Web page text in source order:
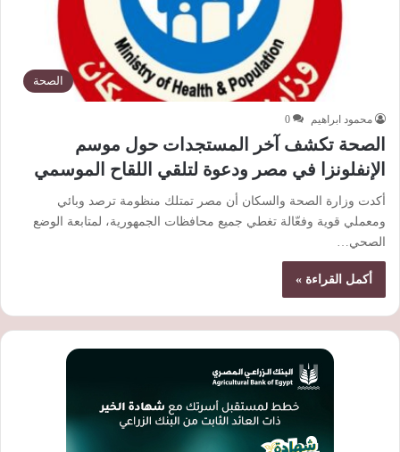
الصحة
محمود ابراهيم 0
الصحة تكشف آخر المستجدات حول موسم
الإنفلونزا في مصر ودعوة لتلقي اللقاح الموسمي
أكدت وزارة الصحة والسكان أن مصر تمتلك منظومة ترصد وبائي
ومعملي قوية وفعّالة تغطي جميع محافظات الجمهورية، لمتابعة الوضع
الصحي…
أكمل القراءة »